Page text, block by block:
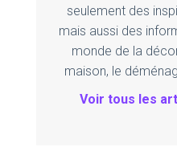
seulement des
mais aussi des
monde de la
maison, le
Voir tous les